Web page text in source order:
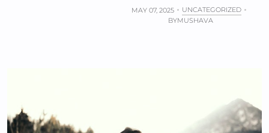
MAY 07, 2025
UNCATEGORIZED
BYMUSHAVA